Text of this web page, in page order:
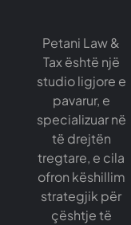
Petani Law &
Tax është një
studio ligjore e
pavarur, e
specializuar në
të drejtën
tregtare, e cila
ofron këshillim
strategjik për
çështje të